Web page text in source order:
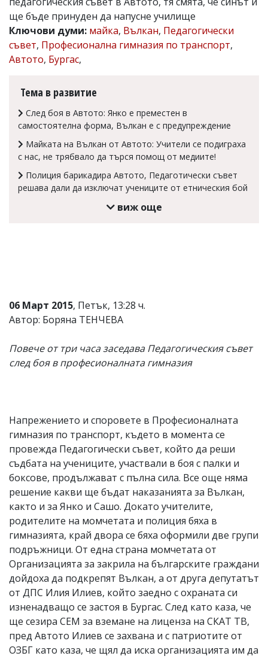
Коментарите
под
статиите
се
въвеждат
редакцията
отговорност
откриете
обиден
ще бъде принуден да напусне училище
Ключови думи: майка, Вълкан, Педагогически
съвет, Професионална гимназия по транспорт,
Автото, Бургас,
Тема в развитие
След боя в Автото: Янко е преместен в
самостоятелна форма, Вълкан е с предупреждение
Майката на Вълкан от Автото: Учители се подиграха
с нас, не трябвало да търся помощ от медиите!
Полиция барикадира Автото, Педаготически съвет
решава дали да изключат ученицитe от етническия бой
виж още
06 Март 2015, Петък, 13:28 ч.
Автор: Боряна ТЕНЧЕВА
Повече от три часа заседава Педагогическия съвет
след боя в професионалната гимназия
Напрежението и споровете в Професионалната
гимназия по транспорт, където в момента се
провежда Педагогически съвет, който да реши
съдбата на учениците, участвали в боя с палки и
боксове, продължават с пълна сила. Все още няма
решение какви ще бъдат наказанията за Вълкан,
както и за Янко и Сашо. Докато учителите,
родителите на момчетата и полиция бяха в
гимназията, край двора се бяха оформили две групи
подръжници. От една страна момчетата от
Организацията за закрила на българските граждани
дойдоха да подкрепят Вълкан, а от друга депутатът
от ДПС Илия Илиев, който заедно с охраната си
изненадващо се застоя в Бургас. След като каза, че
ще сезира СЕМ за вземане на лиценза на СКАТ ТВ,
пред Автото Илиев се захвана и с патриотите от
ОЗБГ като каза, че щял да иска организацията им да